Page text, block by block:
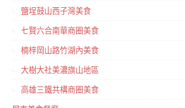
鹽埕鼓山西子灣美食
七賢六合南華商圈美食
楠梓岡山路竹湖內美食
大樹大社美濃旗山地區
高雄三鐵共構商圈美食